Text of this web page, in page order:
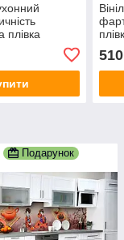
плівка
Сірий
510
Подарунок